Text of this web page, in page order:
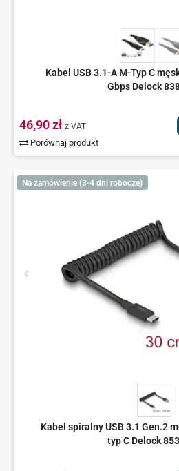
Kabel USB 3.1-A M-Typ C
Gbps Delock
46,90 zł z VAT
Porównaj produkt
Na zamówienie (3-4 dni robocze)
Kabel spiralny USB 3.1 Gen.2
typ C Delock